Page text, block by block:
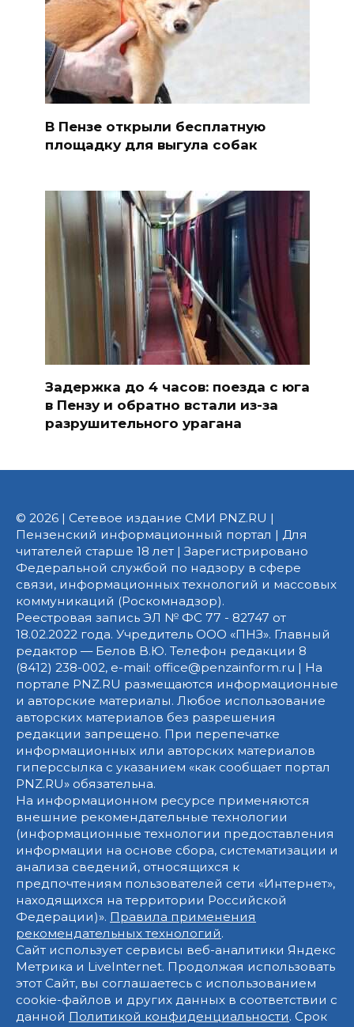
В Пензе открыли бесплатную
площадку для выгула собак
Задержка до 4 часов: поезда с юга
в Пензу и обратно встали из-за
разрушительного урагана
© 2026 | Сетевое издание СМИ PNZ.RU |
Пензенский информационный портал | Для
читателей старше 18 лет | Зарегистрировано
Федеральной службой по надзору в сфере
связи, информационных технологий и массовых
коммуникаций (Роскомнадзор).
Реестровая запись ЭЛ № ФС 77 - 82747 от
18.02.2022 года. Учредитель ООО «ПНЗ». Главный
редактор — Белов В.Ю. Телефон редакции 8
(8412) 238-002, e-mail: office@penzainform.ru | На
портале PNZ.RU размещаются информационные
и авторские материалы. Любое использование
авторских материалов без разрешения
редакции запрещено. При перепечатке
информационных или авторских материалов
гиперссылка с указанием «как сообщает портал
PNZ.RU» обязательна.
На информационном ресурсе применяются
внешние рекомендательные технологии
(информационные технологии предоставления
информации на основе сбора, систематизации и
анализа сведений, относящихся к
предпочтениям пользователей сети «Интернет»,
находящихся на территории Российской
Федерации)». Правила применения
рекомендательных технологий.
Сайт использует сервисы веб-аналитики Яндекс
Метрика и LiveInternet. Продолжая использовать
этот Сайт, вы соглашаетесь с использованием
cookie-файлов и других данных в соответствии с
данной Политикой конфиденциальности. Срок